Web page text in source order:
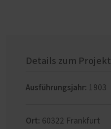
Details zum Projekt
Ausführungsjahr: 1903
Ort: 60322 Frankfurt